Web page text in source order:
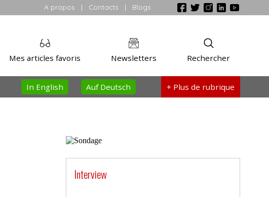
A propos | Contacts | Blogs
Rechercher
Newsletters
Mes articles favoris
+ Plus de rubrique
Auf Deutsch
In English
Interview